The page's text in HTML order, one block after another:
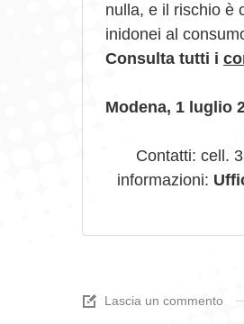
nulla, e il rischio è
inidonei al
Consulta tutti i
Modena, 1 luglio
Contatti: cell.
informazioni:
Lascia un commento